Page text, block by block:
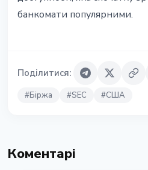
банкомати популярними.
Поділитися:
#Біржа #SEC #США
Коментарі